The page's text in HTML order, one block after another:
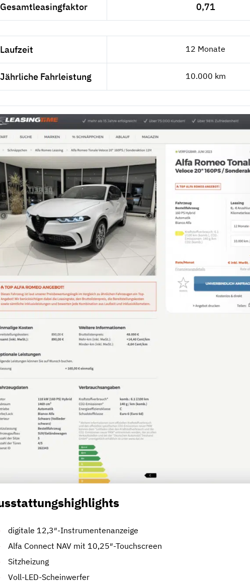
Gesamtleasingfaktor 0,71
Laufzeit 12 Monate
Jährliche Fahrleistung 10.000 km
digitale 12,3″-Instrumentenanzeige
Alfa Connect NAV mit 10,25″-Touchscreen
Sitzheizung
Voll-LED-Scheinwerfer